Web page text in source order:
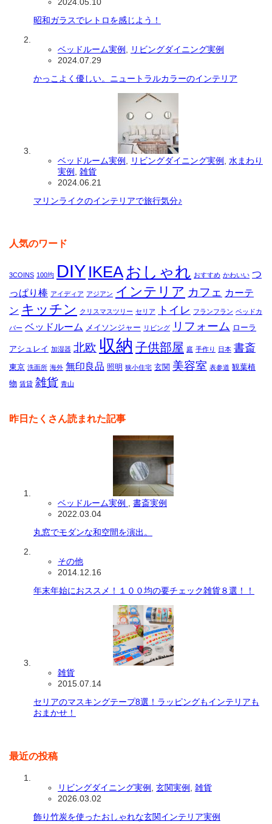
昭和ガラスでレトロを感じよう！
ベッドルーム実例
リビングダイニング実例
2024.07.29
かっこよく優しい。ニュートラルカラーのインテリア
ベッドルーム実例 リビングダイニング実例
水まわり
実例
雑貨
2024.06.21
マリンライクのインテリアで旅行気分♪
人気のワード
3COINS 100均 DIY IKEA おしゃれ おすすめ かわいい つ
っぱり棒 アイディア アジアン インテリア カフェ カーテ
ン キッチン クリスマスツリー セリア トイレ フランフラン ベッドカ
バー ベッドルーム メイソンジャー リビング リフォーム ローラ
アシュレイ 加湿器 北欧 収納 子供部屋 庭 手作り 日本 書斎
東京 洗面所 海外 無印良品 照明 狭小住宅 玄関 美容室 表参道 観葉植
物 賃貸 雑貨 青山
昨日たくさん読まれた記事
ベッドルーム実例 , 書斎実例
2022.03.04
丸窓でモダンな和空間を演出。
その他
2014.12.16
年末年始におススメ！１００均の要チェック雑貨８選！！
雑貨
2015.07.14
セリアのマスキングテープ8選！ラッピングもインテリアも
おまかせ！
最近の投稿
リビングダイニング実例 玄関実例
雑貨
2026.03.02
飾り竹炭を使ったおしゃれな玄関インテリア実例